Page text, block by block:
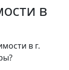
в
в г.